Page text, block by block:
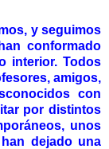
y seguimos
conformado
interior. Todos
amigos,
con
por distintos
unos
dejado una